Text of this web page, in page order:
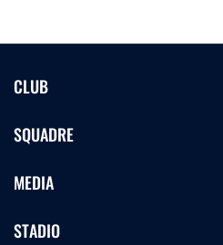
CLUB
SQUADRE
MEDIA
STADIO